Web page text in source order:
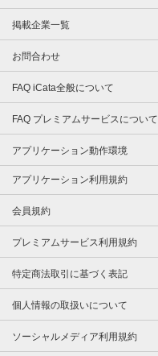
掲載企業一覧
お問合わせ
FAQ iCata全般について
FAQ プレミアムサービスについて
アプリケーション動作環境
アプリケーション利用規約
会員規約
プレミアムサービス利用規約
特定商法取引に基づく表記
個人情報の取扱いについて
ソーシャルメディア利用規約